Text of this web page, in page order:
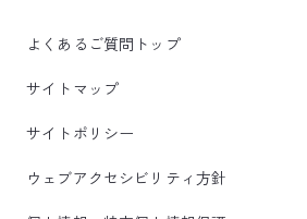
よくあるご質問トップ
サイトマップ
サイトポリシー
ウェブアクセシビリティ方針